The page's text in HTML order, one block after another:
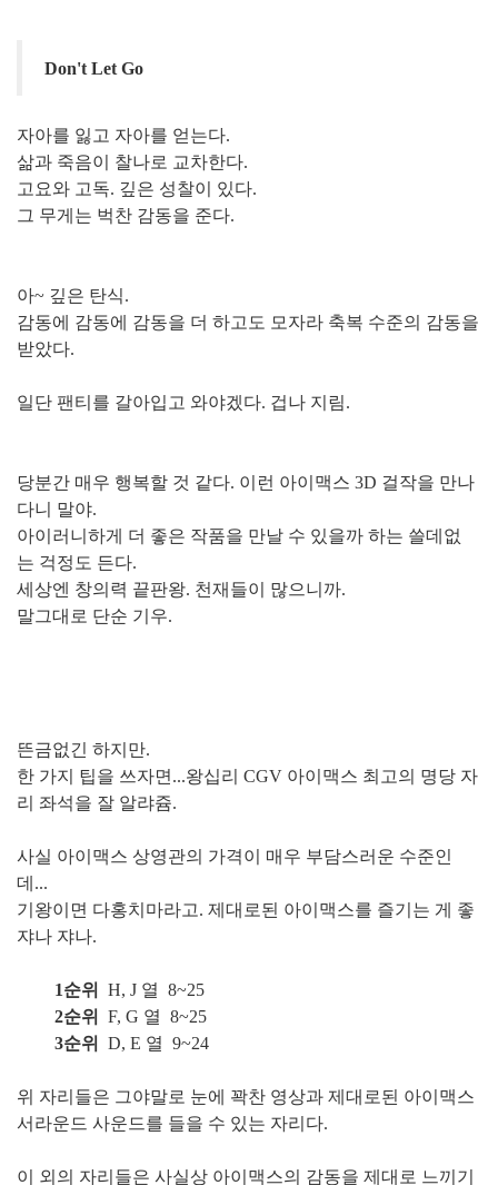
Don't Let Go
자아를 잃고 자아를 얻는다.
삶과 죽음이 찰나로 교차한다.
고요와 고독. 깊은 성찰이 있다.
그 무게는 벅찬 감동을 준다.
아~ 깊은 탄식.
감동에 감동에 감동을 더 하고도 모자라 축복 수준의 감동을
받았다.
일단 팬티를 갈아입고 와야겠다. 겁나 지림.
당분간 매우 행복할 것 같다. 이런 아이맥스 3D 걸작을 만나
다니 말야.
아이러니하게 더 좋은 작품을 만날 수 있을까 하는 쓸데없
는 걱정도 든다.
세상엔 창의력 끝판왕. 천재들이 많으니까.
말그대로 단순 기우.
뜬금없긴 하지만.
한 가지 팁을 쓰자면...왕십리 CGV 아이맥스 최고의 명당 자
리 좌석을 잘 알랴쥼.
사실 아이맥스 상영관의 가격이 매우 부담스러운 수준인
데...
기왕이면 다홍치마라고. 제대로된 아이맥스를 즐기는 게 좋
쟈나 쟈나.
1순위
H, J 열 8~25
2순위
F, G 열 8~25
3순위
D, E 열 9~24
위 자리들은 그야말로 눈에 꽉찬 영상과 제대로된 아이맥스
서라운드 사운드를 들을 수 있는 자리다.
이 외의 자리들은 사실상 아이맥스의 감동을 제대로 느끼기